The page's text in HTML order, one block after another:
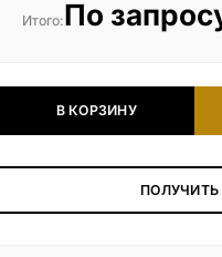
Итого:По
В КОРЗИНУ